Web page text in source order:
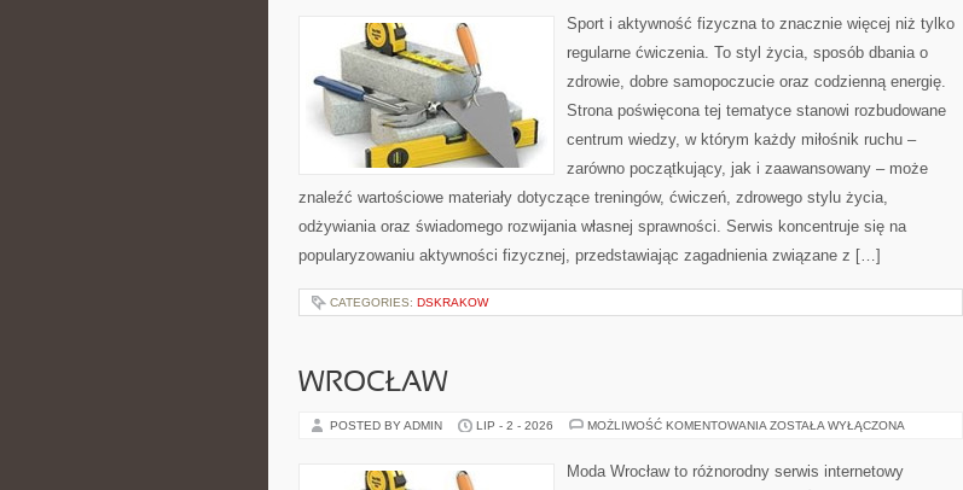
Sport i aktywność fizyczna to znacznie więcej niż tylko
regularne ćwiczenia. To styl życia, sposób dbania o
zdrowie, dobre samopoczucie oraz codzienną energię.
Strona poświęcona tej tematyce stanowi rozbudowane
centrum wiedzy, w którym każdy miłośnik ruchu –
zarówno początkujący, jak i zaawansowany – może
znaleźć wartościowe materiały dotyczące treningów, ćwiczeń, zdrowego stylu życia,
odżywiania oraz świadomego rozwijania własnej sprawności. Serwis koncentruje się na
popularyzowaniu aktywności fizycznej, przedstawiając zagadnienia związane z […]
CATEGORIES: DSKRAKOW
WROCŁAW
POSTED BY ADMIN LIP - 2 - 2026 MOŻLIWOŚĆ KOMENTOWANIA WROCŁAW
ZOSTAŁA WYŁĄCZONA
Moda Wrocław to różnorodny serwis internetowy